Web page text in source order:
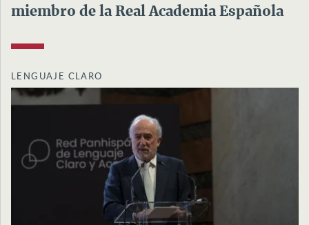
miembro de la Real Academia Española
LENGUAJE CLARO